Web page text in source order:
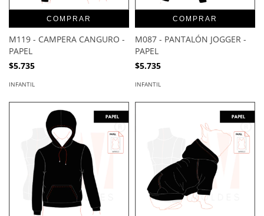
COMPRAR
M119 - CAMPERA CANGURO -
PAPEL
$5.735
INFANTIL
COMPRAR
M087 - PANTALÓN JOGGER -
PAPEL
$5.735
INFANTIL